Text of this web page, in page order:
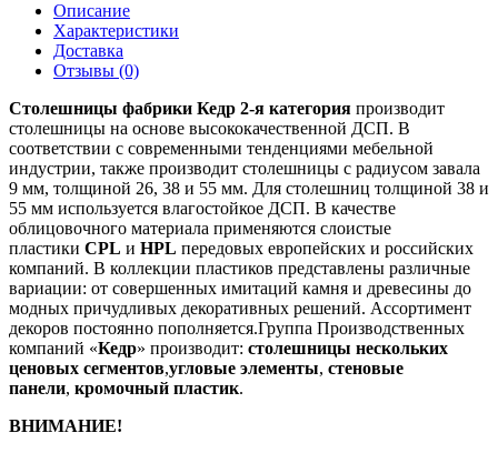
Описание
Характеристики
Доставка
Отзывы (0)
Столешницы фабрики Кедр 2-я категория производит
столешницы на основе высококачественной ДСП. В
соответствии с современными тенденциями мебельной
индустрии, также производит столешницы с радиусом завала
9 мм, толщиной 26, 38 и 55 мм. Для столешниц толщиной 38 и
55 мм используется влагостойкое ДСП. В качестве
облицовочного материала применяются слоистые
пластики CPL и HPL передовых европейских и российских
компаний. В коллекции пластиков представлены различные
вариации: от совершенных имитаций камня и древесины до
модных причудливых декоративных решений. Ассортимент
декоров постоянно пополняется.Группа Производственных
компаний «Кедр» производит: столешницы нескольких
ценовых сегментов,угловые элементы, стеновые
панели, кромочный пластик.
ВНИМАНИЕ!